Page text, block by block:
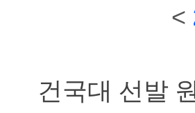
<
건국대 선발